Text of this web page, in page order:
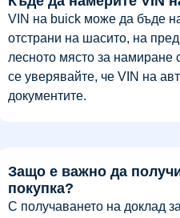
VIN на buick може да бъде
отстрани на шасито, на
лесното място за намиране
се уверявайте, че VIN на
документите.
Защо е важно да
покупка?
С получаването на доклад